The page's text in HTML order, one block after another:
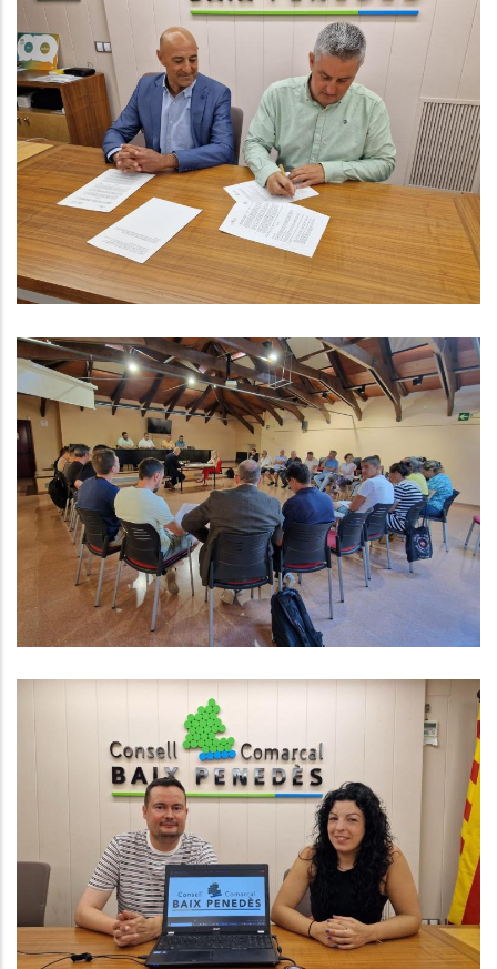
Els Consells Comarcals De L'Alt I
El Baix Penedès Firmen Un
Conveni De Col·laboració En
L'àmbit De La Promoció
Econòmica
P. econòmica,Altres
El Consell Comarcal Del Baix
Penedès Aprova La Remodelació
De Les Depuradores Del Papiolet I
La Torregassa
Turisme
El Consell Comarcal Del Baix
Penedès Presenta El Restyling De
La Seva Imatge Corporativa